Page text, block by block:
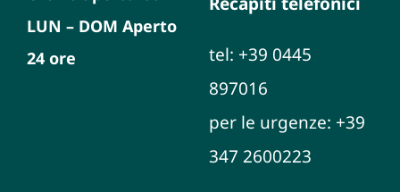
LUN – DOM Aperto
24 ore
tel: +39 0445
897016
per le urgenze: +39
347 2600223